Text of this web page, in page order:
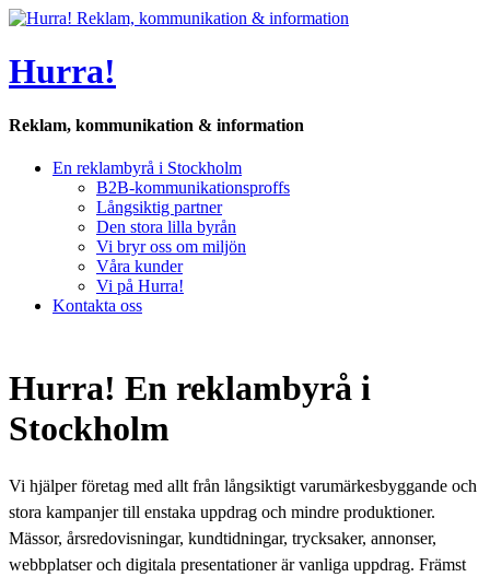
Hurra!
Reklam, kommunikation & information
En reklambyrå i Stockholm
B2B-kommunikationsproffs
Långsiktig partner
Den stora lilla byrån
Vi bryr oss om miljön
Våra kunder
Vi på Hurra!
Kontakta oss
Hurra! En reklambyrå i
Stockholm
Vi hjälper företag med allt från långsiktigt varumärkesbyggande och
stora kampanjer till enstaka uppdrag och mindre produktioner.
Mässor, årsredovisningar, kundtidningar, trycksaker, annonser,
webbplatser och digitala presentationer är vanliga uppdrag. Främst